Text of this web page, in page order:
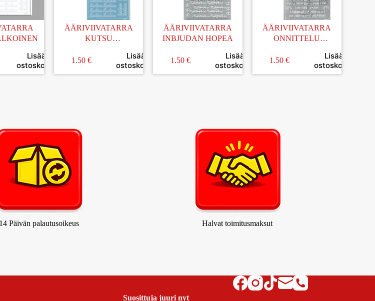
Lisää
ostoskoriin
ÄÄRIVIIVATARRA
KUTSU
1.50 €
Lisää
ostoskoriin
ÄÄRIVIIVATARRA
INBJUDAN HOPEA
1.50 €
Lisää
ostoskoriin
ÄÄRIVIIVATARRA
ONNITTELU
HOPEA
1.50€
Lisää
ostoskoriin
14 Päivän palautusoikeus Halvat toimitusmaksut
Suosittuja juuri nyt